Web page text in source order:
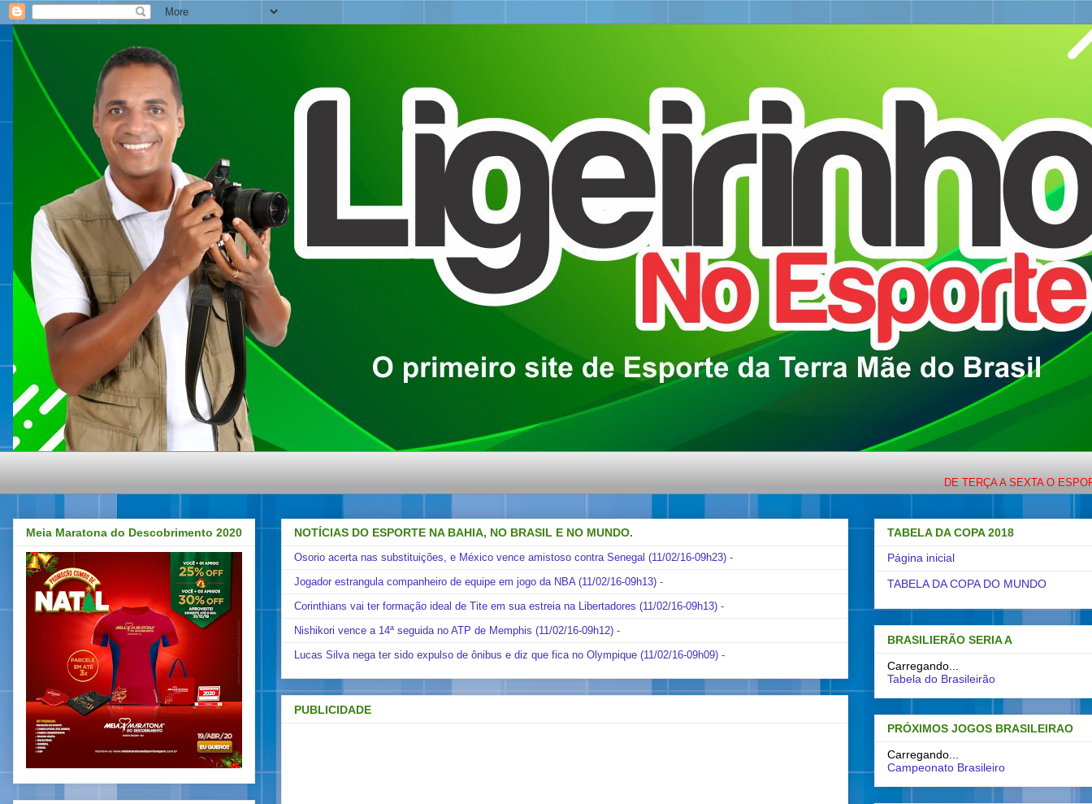
DE TERÇA A SEXTA O ESPORTE
NOTÍCIAS DO ESPORTE NA BAHIA, NO BRASIL E NO MUNDO.
Osorio acerta nas substituições, e México vence amistoso contra Senegal (11/02/16-09h23) -
Jogador estrangula companheiro de equipe em jogo da NBA (11/02/16-09h13) -
Corinthians vai ter formação ideal de Tite em sua estreia na Libertadores (11/02/16-09h13) -
Nishikori vence a 14ª seguida no ATP de Memphis (11/02/16-09h12) -
Lucas Silva nega ter sido expulso de ônibus e diz que fica no Olympique (11/02/16-09h09) -
PUBLICIDADE
Meia Maratona do Descobrimento 2020
TABELA DA COPA 2018
Página inicial
TABELA DA COPA DO MUNDO
BRASILIERÃO SERIA A
Carregando...
Tabela do Brasileirão
PRÓXIMOS JOGOS BRASILEIRAO
Carregando...
Campeonato Brasileiro